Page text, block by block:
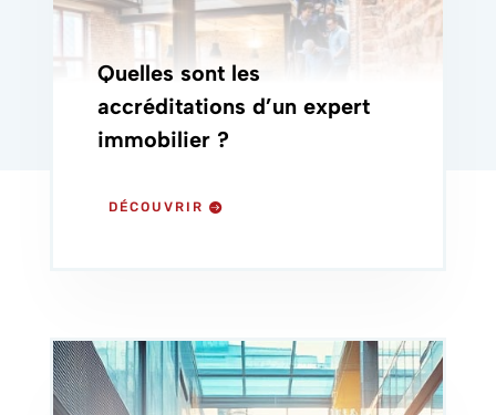
Quelles sont les
accréditations d’un expert
immobilier ?
DÉCOUVRIR